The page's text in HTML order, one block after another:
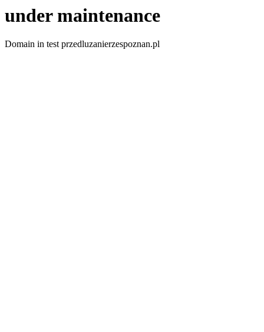
under maintenance
Domain in test przedluzanierzespoznan.pl